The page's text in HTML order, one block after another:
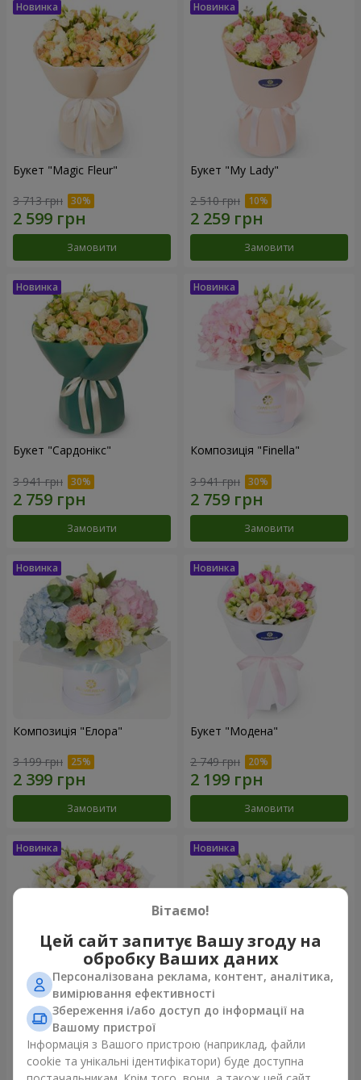
Букет "Magic Fleur"
3 713 грн
Замовити
Букет "My Lady"
2 510 грн
Замовити
Букет "Сардонікс"
3 941 грн
Замовити
Композиція "Finella"
3 941 грн
Замовити
Композиція "Елора"
3 199 грн
Замовити
Букет "Модена"
2 749 грн
Замовити
Букет "Piedmont"
5 945 грн
Композиція "Сільвія"
3 999 грн
Вітаємо!
Цей сайт запитує Вашу згоду на
обробку Ваших даних
Персоналізована реклама, контент, аналітика,
вимірювання ефективності
Збереження і/або доступ до інформації на
Вашому пристрої
Інформація з Вашого пристрою (наприклад, файли
cookie та унікальні ідентифікатори) буде доступна